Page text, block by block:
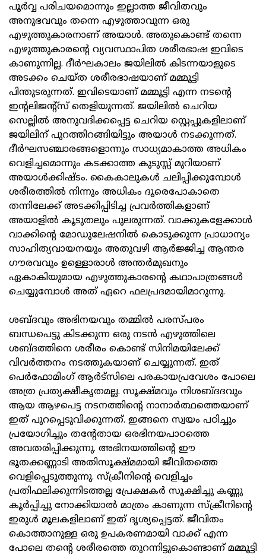
പൂര്‍വ്വ പരിചയമൊന്നും ഇല്ലാത്ത ജീവിതവും
അനുഭവവും തന്നെ എഴുത്താവുന്ന ഒരു
എഴുത്തുകാരനാണ് അയാള്‍. അതുകൊണ്ട് തന്നെ
എഴുത്തുകാരന്റെ വ്യവസ്ഥാപിത ശരീരഭാഷ ഇവിടെ
കാണുന്നില്ല. ദീര്‍ഘകാലം ജയിലില്‍ കിടന്നയാളുടെ
അടക്കം ചെയ്ത ശരീരഭാഷയാണ് മമ്മൂട്ടി
പിന്തുടരുന്നത്. ഇവിടെയാണ് മമ്മൂട്ടി എന്ന നടന്റെ
ഇന്റലിജന്റ്‌സ് തെളിയുന്നത്. ജയിലില്‍ ചെറിയ
സെല്ലില്‍ അനുവദിക്കപ്പെട്ട ചെറിയ സ്റ്റെപ്പുകളിലാണ്
ജയിലിന് പുറത്തിറങ്ങിയിട്ടും അയാള്‍ നടക്കുന്നത്.
ദീര്‍ഘസഞ്ചാരങ്ങളൊന്നും സാധ്യമാകാത്ത അധികം
വെളിച്ചമൊന്നും കടക്കാത്ത കുടുസ്സ് മുറിയാണ്
അയാള്‍ക്കിഷ്ടം. കൈകാലുകള്‍ ചലിപ്പിക്കുമ്പോള്‍
ശരീരത്തില്‍ നിന്നും അധികം ദൂരെപോകാതെ
തന്നിലേക്ക് അടക്കിപ്പിടിച്ച പ്രവര്‍ത്തികളാണ്
അയാളില്‍ കൂടുതലും പുലരുന്നത്. വാക്കുകളേക്കാള്‍
വാക്കിന്റെ മോഡുലേഷനില്‍ കൊടുക്കുന്ന പ്രാധാന്യം
സാഹിത്യവായനയും അതുവഴി ആര്‍ജ്ജിച്ച ആന്തര
ഗൗരവവും ഉള്ളൊരാള്‍ അന്തര്‍മുഖനും
ഏകാകിയുമായ എഴുത്തുകാരന്റെ കഥാപാത്രങ്ങള്‍
ചെയ്യുമ്പോള്‍ അത് ഏറെ ഫലപ്രദമായിമാറുന്നു.
ശബ്ദവും അഭിനയവും തമ്മില്‍ പരസ്പരം
ബന്ധപെട്ടു കിടക്കുന്ന ഒരു നടന്‍ എഴുത്തിലെ
ശബ്ദത്തിനെ ശരീരം കൊണ്ട് സിനിമയിലേക്ക്
വിവര്‍ത്തനം നടത്തുകയാണ് ചെയ്യുന്നത്. ഇത്
പെര്‍ഫോമിംഗ് ആര്‍ട്‌സിലെ പരകായപ്രവേശം പോലെ
അത്ര പ്രത്യക്ഷീകൃതമല്ല. സൂക്ഷ്മവും നിശബ്ദദവും
ആയ ആഴപെട്ട നടനത്തിന്റെ നാനാര്‍ത്ഥത്തെയാണ്
ഇത് പുറപ്പെടുവിക്കുന്നത്. ഇങ്ങനെ സ്വയം പഠിച്ചും
പ്രയോഗിച്ചും തന്റേതായ ഒരഭിനയപാഠത്തെ
അവതരിപ്പിക്കുന്നു. അഭിനയത്തിന്റെ ഈ
ഭൂതക്കണ്ണാടി അതിസൂക്ഷ്മമായി ജീവിതത്തെ
വെളിപ്പെടുത്തുന്നു. സ്‌ക്രീനിന്റെ വെളിച്ചം
പ്രതിഫലിക്കുന്നിടത്തല്ല പ്രേക്ഷകര്‍ സൂക്ഷിച്ചു കണ്ണു
കൂര്‍പ്പിച്ചു നോക്കിയാല്‍ മാത്രം കാണുന്ന സ്‌ക്രീനിന്റെ
ഇരുള്‍ മൂലകളിലാണ് ഇത് ദൃശ്യപ്പെട്ടത്. ജീവിതം
കൊത്താനുള്ള ഒരു ഉപകരണമായി വാക്ക് എന്ന
പോലെ തന്റെ ശരീരത്തെ തുറന്നിട്ടുകൊണ്ടാണ് മമ്മൂട്ടി